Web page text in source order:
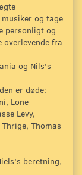
og tage
personligt og
fra
og Nils's
er døde:
Lone
Levy,
Thomas
beretning,